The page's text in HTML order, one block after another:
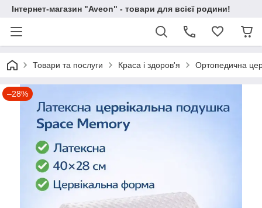
Інтернет-магазин "Aveon" - товари для всієї родини!
Товари та послуги Краса і здоров'я Ортопедична
–28%